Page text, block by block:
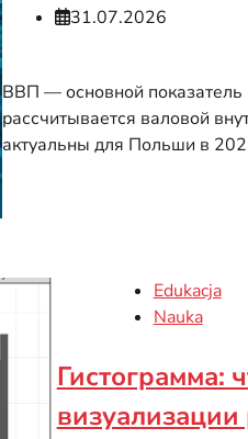
31.07.2026
ВВП — основной показатель
рассчитывается валовой
актуальны для Польши в
Edukacja
Nauka
Гистограмма: